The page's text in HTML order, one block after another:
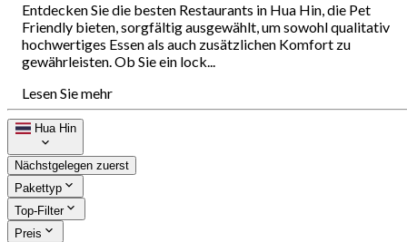
Entdecken Sie die besten Restaurants in Hua Hin, die Pet
Friendly bieten, sorgfältig ausgewählt, um sowohl qualitativ
hochwertiges Essen als auch zusätzlichen Komfort zu
gewährleisten. Ob Sie ein lock...
Lesen Sie mehr
Hua Hin
Nächstgelegen zuerst
Pakettyp
Top-Filter
Preis